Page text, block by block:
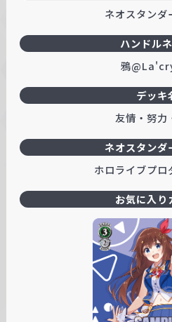
ハンドル
鴉
デッキ
友情・努力
ネオスタンダ
ネオスタンダ
ホロライブプロ
お気に入り